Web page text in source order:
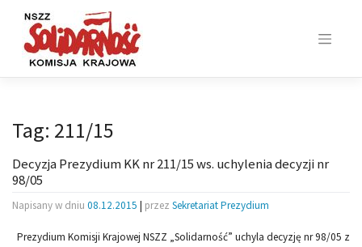
content
Tag: 211/15
Decyzja Prezydium KK nr 211/15 ws. uchylenia decyzji nr
98/05
Napisany w dniu 08.12.2015 | przez Sekretariat Prezydium
Prezydium Komisji Krajowej NSZZ „Solidarność” uchyla decyzję nr 98/05 z